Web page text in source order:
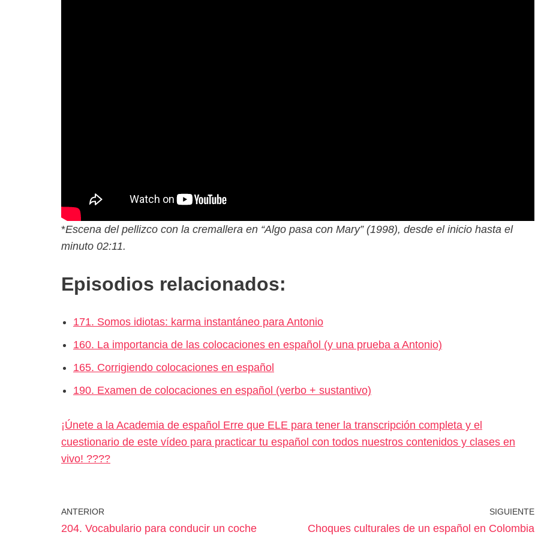
*Escena del pellizco con la cremallera en “Algo pasa con Mary” (1998), desde el inicio hasta el
minuto 02:11.
Episodios relacionados:
171. Somos idiotas: karma instantáneo para Antonio
160. La importancia de las colocaciones en español (y una prueba a Antonio)
165. Corrigiendo colocaciones en español
190. Examen de colocaciones en español (verbo + sustantivo)
¡Únete a la Academia de español Erre que ELE para tener la transcripción completa y el
cuestionario de este vídeo para practicar tu español con todos nuestros contenidos y clases en
vivo! ????
ANTERIOR
204. Vocabulario para conducir un coche
SIGUIENTE
Choques culturales de un español en Colombia